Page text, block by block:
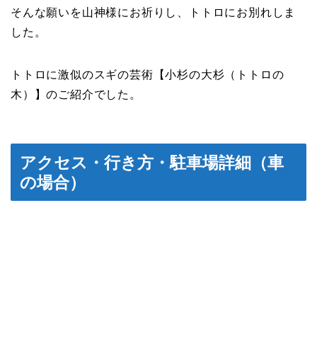
そんな願いを山神様にお祈りし、トトロにお別れしま
した。
トトロに激似のスギの芸術【小杉の大杉（トトロの
木）】のご紹介でした。
アクセス・行き方・駐車場詳細（車
の場合）